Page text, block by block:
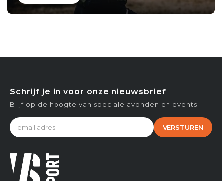
Schrijf je in voor onze nieuwsbrief
Blijf op de hoogte van speciale avonden en events
VERSTUREN